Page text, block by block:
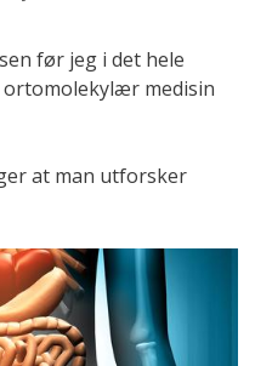
før jeg i det hele
medisin
at man utforsker